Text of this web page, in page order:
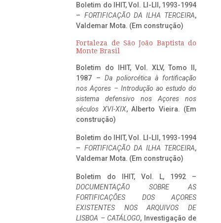
Boletim do IHIT, Vol. LI-LII, 1993-1994
– FORTIFICAÇÃO DA ILHA TERCEIRA,
Valdemar Mota. (Em construção)
Fortaleza de São João Baptista do
Monte Brasil
Boletim do IHIT, Vol. XLV, Tomo II,
1987 – Da poliorcética à fortificação
nos Açores – Introdução ao estudo do
sistema defensivo nos Açores nos
séculos XVI-XIX, Alberto Vieira. (Em
construção)
Boletim do IHIT, Vol. LI-LII, 1993-1994
– FORTIFICAÇÃO DA ILHA TERCEIRA,
Valdemar Mota. (Em construção)
Boletim do IHIT, Vol. L, 1992 –
DOCUMENTAÇÃO SOBRE AS
FORTIFICAÇÕES DOS AÇORES
EXISTENTES NOS ARQUIVOS DE
LISBOA – CATÁLOGO, Investigação de